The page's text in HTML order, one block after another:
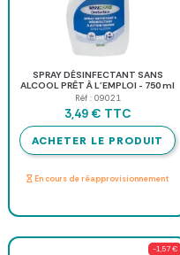
SPRAY DÉSINFECTANT SANS
ALCOOL PRÊT À L'EMPLOI - 750 ml
Réf : 09021
3,49 € TTC
ACHETER LE PRODUIT
En cours de réapprovisionnement
-1,57 €